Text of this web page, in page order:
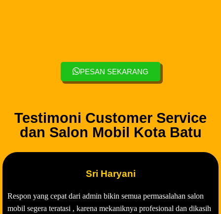
PESAN SEKARANG
Testimoni Customer Service
dan Salon Mobil Kota Batu
Sri Haryani
Respon yang cepat dari admin bikin semua permasalahan salon
mobil segera teratasi , karena mekaniknya profesional dan dikasih